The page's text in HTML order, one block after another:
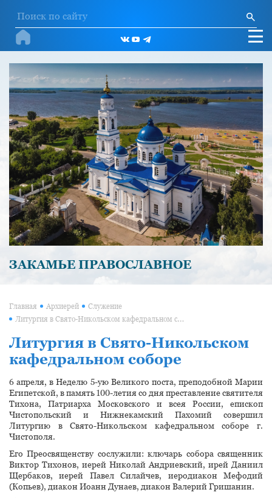
ЗАКАМЬЕ ПРАВОСЛАВНОЕ
Главная Архиерей Служение
Литургия в Свято-Никольском кафедральном соборе
Литургия в Свято-Никольском
кафедральном соборе
6 апреля, в Неделю 5-ую Великого поста, преподобной Марии
Египетской, в память 100-летия со дня преставление святителя
Тихона, Патриарха Московского и всея России, епископ
Чистопольский и Нижнекамский Пахомий совершил
Литургию в Свято-Никольском кафедральном соборе г.
Чистополя.
Его Преосвященству сослужили: ключарь собора священник
Виктор Тихонов, иерей Николай Андриевский, ирей Даниил
Щербаков, иерей Павел Силайчев, иеродиакон Мефодий
(Копьев), диакон Иоанн Дунаев, диакон Валерий Гришанин.